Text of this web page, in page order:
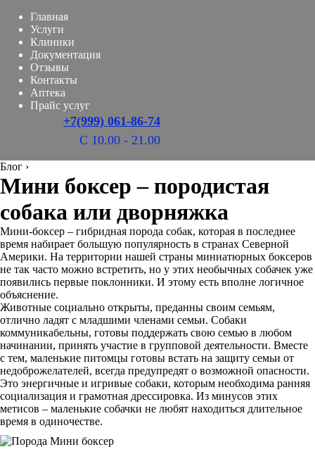
Главная
Услуги
Клиники
Документация
Отзывы
Контакты
Аптека
Прайс услуг
+7(999) 061-86-74
С 10.00 - 21.00
Блог ›
Мини боксер – породистая
собака или дворняжка
Мини-боксер – гибридная порода собак, которая в последнее
время набирает большую популярность в странах Северной
Америки. На территории нашей страны миниатюрных боксеров
не так часто можно встретить, но у этих необычных собачек уже
появились первые поклонники. И этому есть вполне логичное
объяснение.
Животные социально открыты, преданны своим семьям,
отлично ладят с младшими членами семьи. Собаки
коммуникабельны, готовы поддержать свою семью в любом
начинании, принять участие в групповой деятельности. Вместе
с тем, маленькие питомцы готовы встать на защиту семьи от
недоброжелателей, всегда предупредят о возможной опасности.
Это энергичные и игривые собаки, которым необходима ранняя
социализация и грамотная дрессировка. Из минусов этих
метисов – маленькие собачки не любят находиться длительное
время в одиночестве.